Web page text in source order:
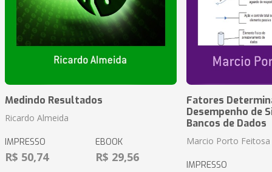
Medindo Resultados
Ricardo Almeida
IMPRESSO
R$ 50,74
EBOOK
R$ 29,56
Fatores
Desempenho de
Bancos de Dados
Marcio Porto Feitosa
IMPRESSO